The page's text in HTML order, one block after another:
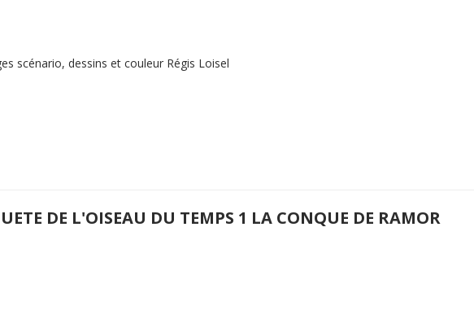
scénario, dessins et couleur Régis Loisel
DE L'OISEAU DU TEMPS 1 LA CONQUE DE RAMOR